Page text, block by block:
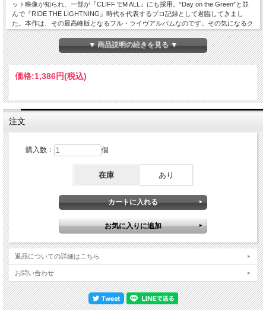
ット映像が知られ、一部が『CLIFF 'EM ALL』にも採用。“Day on the Green”と並
んで『RIDE THE LIGHTNING』時代を代表するプロ記録として君臨してきまし
た。本作は、その最高峰版となるフル・ライヴアルバムなのです。その気になるク
オリティの前に、まずはショウのポジション。1985年のサウンドボードと言え
ば、先日リリースされた『HOLLYWOOD PALLADIUM 1985 SOUNDBOARD』も大
好評真っ最中ですので、当時の活動概要を俯瞰してそれぞれの位置関係を確認して
みましょう。1984年・１月７日～22日：北米#1（６公演）・２月３日～12日：欧
州#2（６公演）・３月27日＋４月８日：英国（２公演）←※MARQUEE 1984《３
月14日『RIDE THE LIGHTNING』完成》・６月６日～10日：欧州#3（５公演）・
16日～12月20日：欧州#4（25公演）1985年・１月10日～３月19日：北米#3（55公
演）←※HOLLYWOOD PALLADIUM 1985＊８月17日『MONSTERS OF ROCK
1985』・８月24日：バークレー公演・８月31日：Day on the Green出演《９月
『MASTER OF PUPPETS』制作開始》＊９月14日：Metal Hammer Festival←★本
る“RIDE THE LIGHTNING Tour”とされるのは1984年末の「欧州#4」と、1985年初
の「北米#3」だけ。その後はフェスを中心とした単発ステージを幾つかこなしつ
つ、次作『MASTER OF PUPPETS』制作を開始。本作の“Metal Hammer
Festival”出演は、そんな最中での特別ステージでもありました。先日の
『HOLLYWOOD PALLADIUM 1985 SOUNDBOARD』が「北米#3」のクラブ・ツ
アーから約60分のヘッドライン・ショウを封じ込めたのに対し、本作はフェスの大
舞台で約73分を叩きつけるヘッドライナーでした。五臓を打ちつけ六腑を蹴り上げ
事でも知られるわけですが、その最高峰となるのが『RIDE THE LIGHTNING』30
周年デラックス・ボックスに収録された完全版。本作は、その制作過程から流出し
たと思われるサウンドボード・マスターなのです。先の『HOLLYWOOD
式のプロショット映像と同一のソースとみられますが、まったく同一というわけで
もない。ライヴCDとしてのリリース計画でもあったのか、どうやらリマスターが
施されている模様です。実際、そのサウンドは強靱そのもの。とにかくぶ厚く、ド
迫力。冒頭「Creeping Death」の途中までは別録音で補完されているようですが、
その後は荒縄のような毛羽立つ極太サウンドが飛び出す。コール＆レスポンスも聞
こえるのでミックス卓直結ではないようですが、演奏音自体は完全に無加工・無調
▼ 商品説明の続きを見る ▼
価格:1,386円(税込)
注文
購入数： 個
在庫 あり
返品についての詳細はこちら
お問い合わせ